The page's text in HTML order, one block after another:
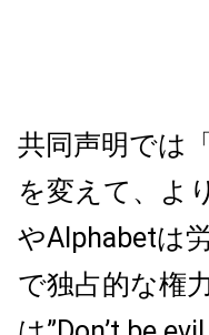
共同声明では
を変えて、よ
やAlphabetは
で独占的な権